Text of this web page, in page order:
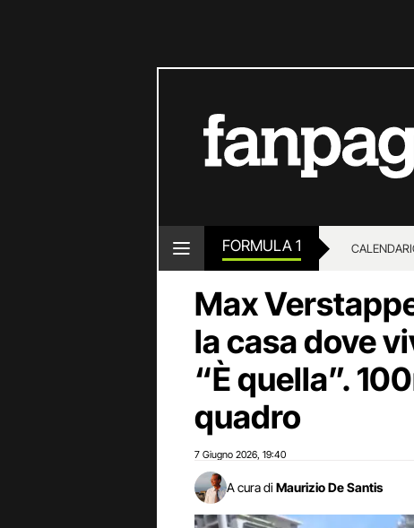
FORMULA 1
Max
la casa dove
“È quella”.
quadro
7 Giugno 2026 19:40
A cura di Maurizio De Santis